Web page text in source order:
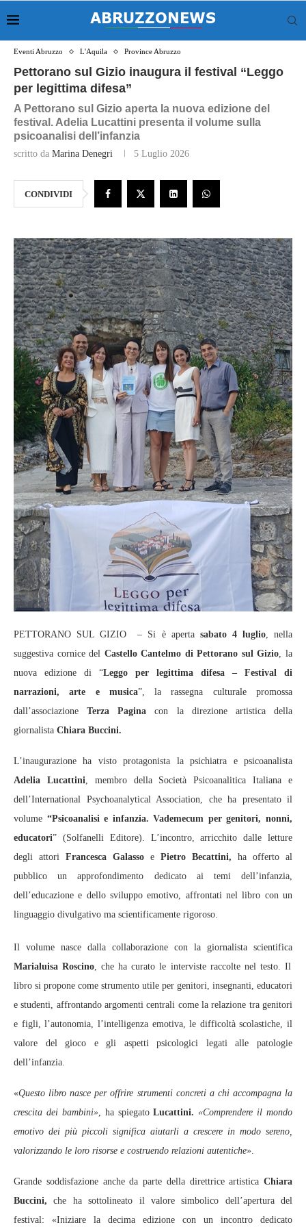
Eventi Abruzzo L'Aquila Province Abruzzo
Pettorano sul Gizio inaugura il festival “Leggo
per legittima difesa”
A Pettorano sul Gizio aperta la nuova edizione del
festival. Adelia Lucattini presenta il volume sulla
psicoanalisi dell’infanzia
scritto da Marina Denegri 5 Luglio 2026
CONDIVIDI
PETTORANO SUL GIZIO – Si è aperta sabato 4 luglio, nella
suggestiva cornice del Castello Cantelmo di Pettorano sul Gizio , la
nuova edizione di “Leggo per legittima difesa – Festival di
narrazioni, arte e musica”, la rassegna culturale promossa
dall’associazioneTerza Pagina con la direzione artistica della
giornalista Chiara Buccini.
L’inaugurazione ha visto protagonista la psichiatra e psicoanalista
Adelia Lucattini , membro della Società Psicoanalitica Italiana e
dell’International Psychoanalytical Association, che ha presentato il
volume “Psicoanalisi e infanzia. Vademecum per genitori, nonni,
educatori” (Solfanelli Editore). L’incontro, arricchito dalle letture
degli attori Francesca Galasso e Pietro Becattini, ha offerto al
pubblico un approfondimento dedicato ai temi dell’infanzia,
dell’educazione e dello sviluppo emotivo, affrontati nel libro con un
linguaggio divulgativo ma scientificamente rigoroso.
Il volume nasce dalla collaborazione con la giornalista scientifica
Marialuisa Roscino , che ha curato le interviste raccolte nel testo. Il
libro si propone come strumento utile per genitori, insegnanti, educatori
e studenti, affrontando argomenti centrali come la relazione tra genitori
e figli, l’autonomia, l’intelligenza emotiva, le difficoltà scolastiche, il
valore del gioco e gli aspetti psicologici legati alle patologie
dell’infanzia.
«Questo libro nasce per offrire strumenti concreti a chi accompagna la
crescita dei bambini», ha spiegatoLucattini. «Comprendere il mondo
emotivo dei più piccoli significa aiutarli a crescere in modo sereno,
valorizzando le loro risorse e costruendo relazioni autentiche»
Grande soddisfazione anche da parte della direttrice artistica Chiara
Buccini, che ha sottolineato il valore simbolico dell’apertura del
festival: «Iniziare la decima edizione con un incontro dedicato